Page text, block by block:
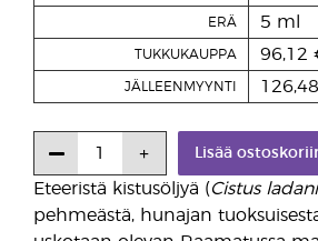
Eteeristä kistusöljyä (Cistus
pehmeästä, hunajan
ERÄ 5 ml
TUKKUKAUPPA 96,12
JÄLLEENMYYNTI
Lisää